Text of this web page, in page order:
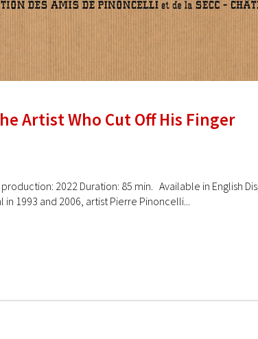
Artist Who Cut Off His Finger
2022 Duration: 85 min. Available in English
1993 and 2006, artist Pierre Pinoncelli...